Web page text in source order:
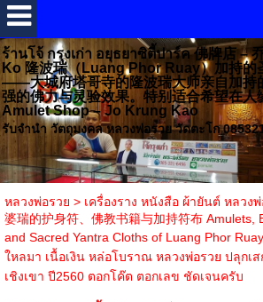
ร้านโจ้ กรุงเก่า อยุธยาซิตี้ปาร์ค 佛牌店 –
Ko 隆波瑞（Luang Phor Ruay）加持的
——大城府塔哥寺的隆波瑞大师亲自加持
强的佛力与灵验效果。特别适合希望在人
Amulet Shop – Jo Krung Kao
รับจำนำ วัตถุมงคล หลวงพ่อรวย วัดตะโก
หลวงพ่อรวย > เครื่องราง หนังสือ ผ้ายันต์ หลวง
婆瑞的护身符、佛教书籍与加持符布 Amulets,
and Sacred Yantra Cloths of Luang Phor Ruay
ใหลมา เนื้อเงิน หล่อโบราณ หลวงพ่อรวย ปลุกเส
เชิงเขา ปี2560 ตอกโค๊ต ตอกเลข ชัดเจนครับ